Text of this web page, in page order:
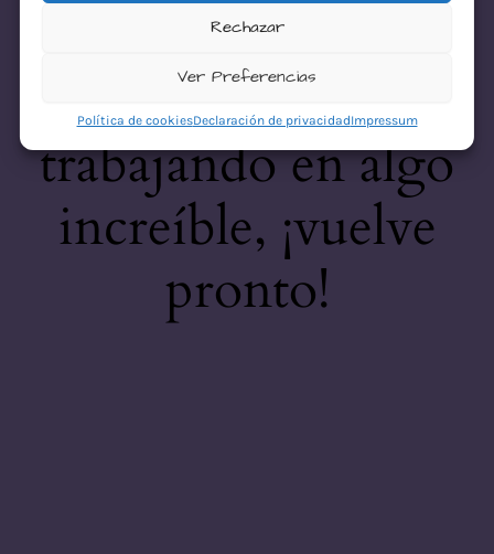
Rechazar
Ver Preferencias
Política de cookiesDeclaración de privacidadImpressum
¡Disculpa este
desastre! Estamos
trabajando en algo
increíble, ¡vuelve
pronto!